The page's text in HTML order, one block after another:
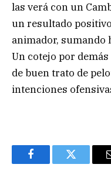
las verá con un
un resultado
animador, sumando
Un cotejo por
de buen trato de
intenciones
FacebookTwitter